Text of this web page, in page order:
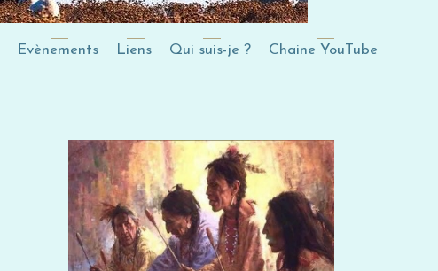
Evènements Liens Qui suis-je ? Chaine YouTube